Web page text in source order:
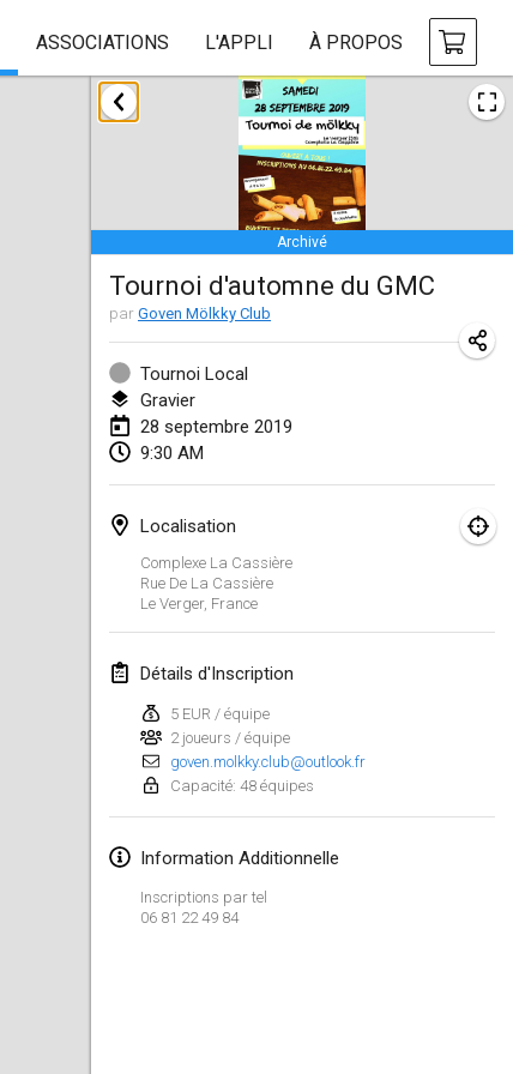
ASSOCIATIONS L'APPLI À PROPOS
Archivé
Tournoi d'automne du GMC
par Goven Mölkky Club
Tournoi Local
Gravier
28 septembre 2019
9:30 AM
Localisation
Complexe La Cassière
Rue De La Cassière
Le Verger, France
Détails d'Inscription
5 EUR / équipe
2 joueurs / équipe
goven.molkky.club@outlook.fr
Capacité: 48 équipes
Information Additionnelle
Inscriptions par tel
06 81 22 49 84
janvier 2019
New Year's Throw Mölkky
1 janv. 2019|République tchèque
Tournoi Mixte ASPTTOM
20 janv. 2019|France
Tournoi d'Hiver
26 janv. 2019
Liekki Cup
26 janv. 2019
26 janv. 2019
février 2019
2 févr. 2019| Finlande
Lumi Mölkky
9 févr. 2019|Finlande
9 févr. 2019|France
OTH